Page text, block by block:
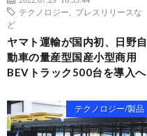
テクノロジー
プレスリリースな
ど
ヤマト運輸が国内初、日野自
動車の量産型国産小型商用
BEVトラック500台を導入へ
テクノロジー/製品